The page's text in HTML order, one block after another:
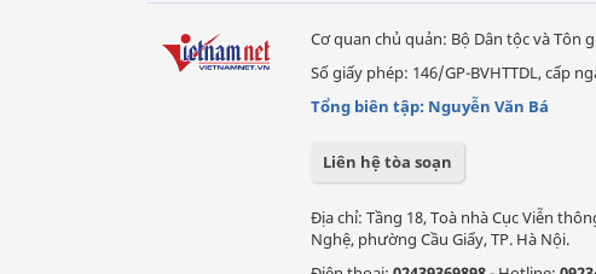
Cơ quan chủ quản: Bộ Dân tộc và Tôn
Số giấy phép: 146/GP-BVHTTDL, cấp
Tổng biên tập: Nguyễn Văn Bá
Liên hệ tòa soạn
Địa chỉ: Tầng 18, Toà nhà Cục Viễn
Nghệ, phường Cầu Giấy, TP. Hà Nội.